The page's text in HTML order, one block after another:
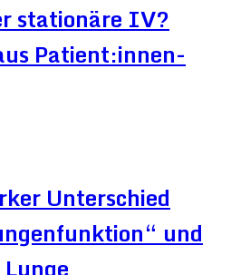
stationäre IV?
Patient:innen-
Unterschied
und